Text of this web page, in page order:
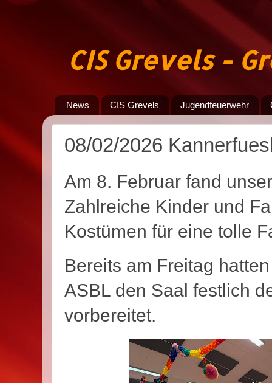
CIS Grevels -
News CIS Grevels Jugendfeuerwehr
08/02/2026
Am 8. Februar fand
Zahlreiche Kinder und
Kostümen für eine tolle
Bereits am Freitag
ASBL den Saal festlich
vorbereitet.